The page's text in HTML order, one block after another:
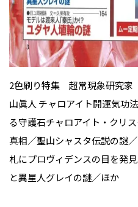
2色刷り特集 超常現象研究
山眞人 チャロアイト開運気
る守護石チャロアイト・クリ
真相／聖山シャスタ伝説の謎
札にプロヴィデンスの目を発
と異星人グレイの謎／ほか